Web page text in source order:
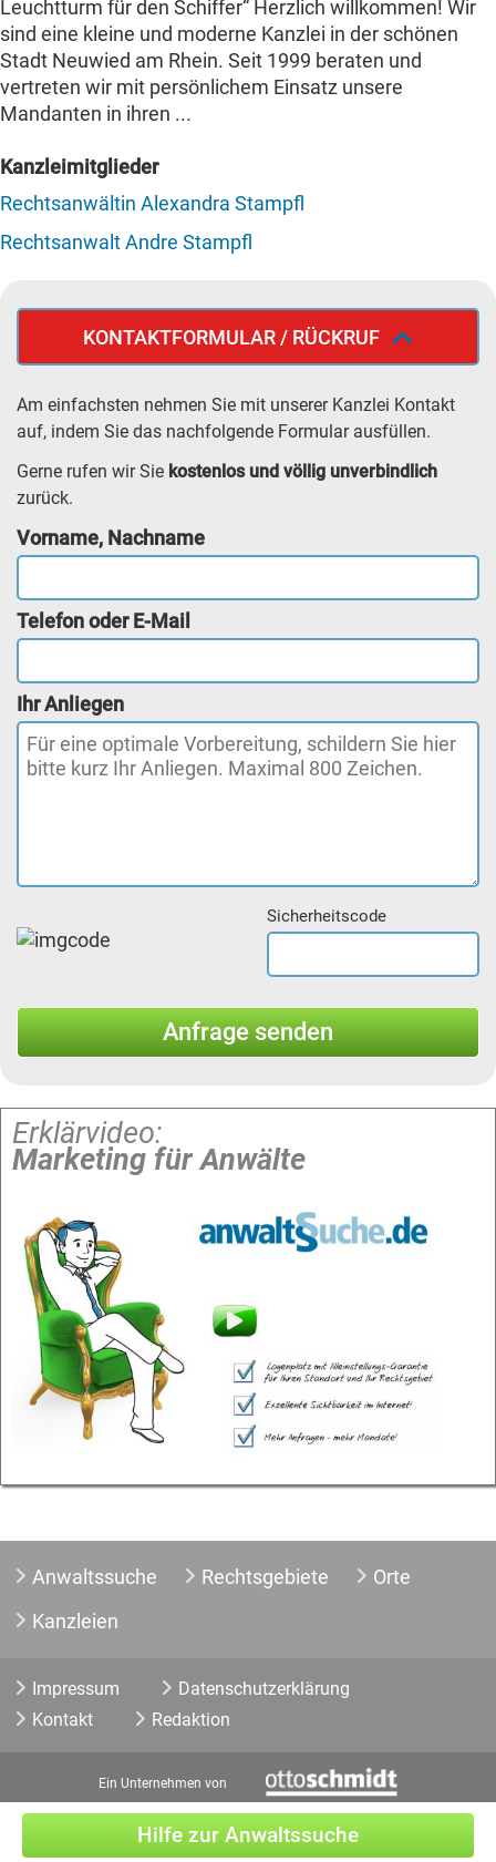
Hilfe zur Anwaltssuche
Leuchtturm für den Schiffer“ Herzlich willkommen! Wir
sind eine kleine und moderne Kanzlei in der schönen
Stadt Neuwied am Rhein. Seit 1999 beraten und
vertreten wir mit persönlichem Einsatz unsere
Mandanten in ihren ...
Kanzleimitglieder
Rechtsanwältin Alexandra Stampfl
Rechtsanwalt Andre Stampfl
KONTAKTFORMULAR / RÜCKRUF
Am einfachsten nehmen Sie mit unserer Kanzlei Kontakt
auf, indem Sie das nachfolgende Formular ausfüllen.
Gerne rufen wir Sie kostenlos und völlig unverbindlich
zurück.
Vorname, Nachname
Telefon oder E-Mail
Ihr Anliegen
Sicherheitscode
Erklärvideo:
Marketing für Anwälte
Anwaltssuche Rechtsgebiete
Orte
Kanzleien
Impressum
Datenschutzerklärung
Kontakt
Redaktion
Ein Unternehmen von